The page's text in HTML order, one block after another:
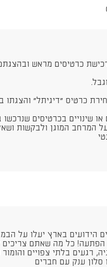
כרטיסים מראש
כרטיס "דיגיתל" והצגתו
או שינויים בכרטיסים
המרחב המוגן ולבקשות
הידועים בארץ יעלו על
הפתעה! כל מה שאתם
רגעים בלתי צפויים
ענק עם חברים